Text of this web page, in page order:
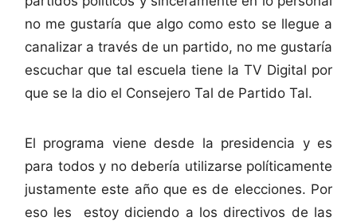
no me gustaría que algo como esto se llegue a
canalizar a través de un partido, no me gustaría
escuchar que tal escuela tiene la TV Digital por
que se la dio el Consejero Tal de Partido Tal.
El programa viene desde la presidencia y es
para todos y no debería utilizarse políticamente
justamente este año que es de elecciones. Por
eso les estoy diciendo a los directivos de las